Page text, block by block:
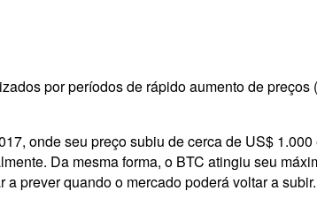
por períodos de rápido aumento de
onde seu preço subiu de cerca de US$
Da mesma forma, o BTC atingiu seu
prever quando o mercado poderá voltar a